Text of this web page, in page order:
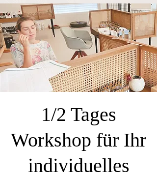
1/2 Tages
Workshop für Ihr
individuelles